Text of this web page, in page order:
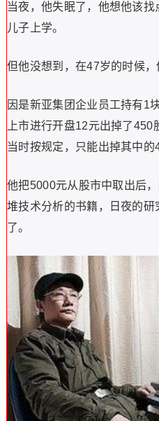
当夜，他失眠了，他想他该
儿子上学。
但他没想到，在47岁的时候，
因是新亚集团企业员工持有1
上市进行开盘12元出掉了450
当时按规定，只能出掉其中的
他把5000元从股市中取出后
堆技术分析的书籍，日夜的
了。